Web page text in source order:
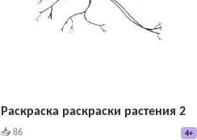
Раскраска раскраски растения 2
📥 86 4+